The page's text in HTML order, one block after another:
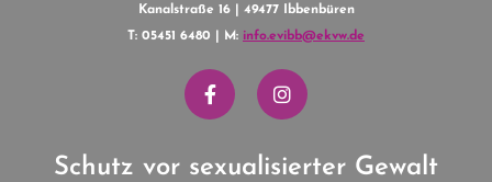
Kanalstraße 16 | 49477 Ibbenbüren
T: 05451 6480 | M: info.evibb@ekvw.de
Schutz vor sexualisierter Gewalt